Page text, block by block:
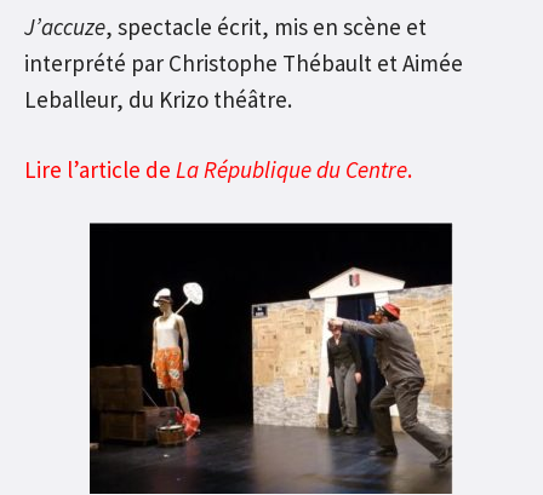
J’accuze, spectacle écrit, mis en scène et
interprété par Christophe Thébault et Aimée
Leballeur, du Krizo théâtre.
Lire l’article de La République du Centre.